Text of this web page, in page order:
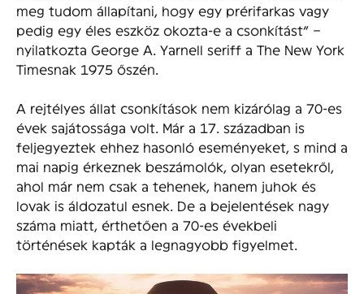
meg tudom állapítani, hogy egy prérifarkas vagy
pedig egy éles eszköz okozta-e a csonkítást” –
nyilatkozta George A. Yarnell seriff a The New York
Timesnak 1975 őszén.
A rejtélyes állat csonkítások nem kizárólag a 70-es
évek sajátossága volt. Már a 17. században is
feljegyeztek ehhez hasonló eseményeket, s mind a
mai napig érkeznek beszámolók, olyan esetekről,
ahol már nem csak a tehenek, hanem juhok és
lovak is áldozatul esnek. De a bejelentések nagy
száma miatt, érthetően a 70-es évekbeli
történések kapták a legnagyobb figyelmet.